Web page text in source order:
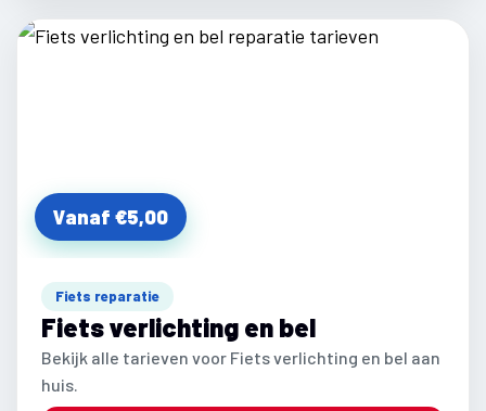
Vanaf €5,00
Fiets reparatie
Fiets verlichting en bel
Bekijk alle tarieven voor Fiets verlichting en bel aan
huis.